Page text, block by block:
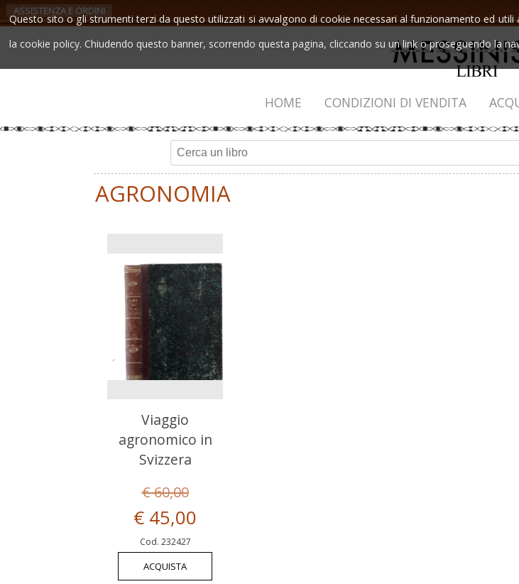
Questo sito o gli strumenti terzi da questo utilizzati si avvalgono di cookie necessari al funzionamento ed
la cookie policy. Chiudendo questo banner, scorrendo questa pagina, cliccando su un link o proseguendo la
ASSISTENZA E ORDINI
HOME CONDIZIONI DI VENDITA
AGRONOMIA
Viaggio
agronomico in
Svizzera
€ 60,00
€ 45,00
Cod. 232427
ACQUISTA